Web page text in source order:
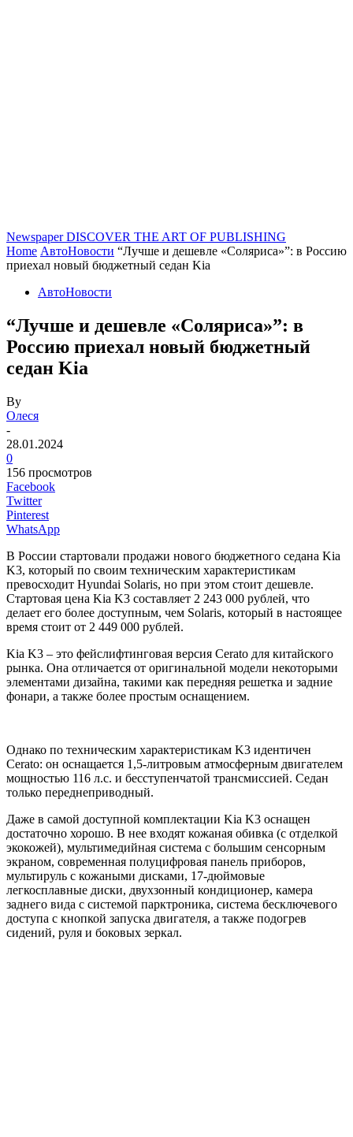
Newspaper DISCOVER THE ART OF PUBLISHING
Home АвтоНовости “Лучше и дешевле «Соляриса»”: в Россию
приехал новый бюджетный седан Kia
АвтоНовости
“Лучше и дешевле «Соляриса»”: в
Россию приехал новый бюджетный
седан Kia
By
Олеся
-
28.01.2024
0
156 просмотров
Facebook
Twitter
Pinterest
WhatsApp
В России стартовали продажи нового бюджетного седана Kia
K3, который по своим техническим характеристикам
превосходит Hyundai Solaris, но при этом стоит дешевле.
Стартовая цена Kia K3 составляет 2 243 000 рублей, что
делает его более доступным, чем Solaris, который в настоящее
время стоит от 2 449 000 рублей.
Kia K3 – это фейслифтинговая версия Cerato для китайского
рынка. Она отличается от оригинальной модели некоторыми
элементами дизайна, такими как передняя решетка и задние
фонари, а также более простым оснащением.
Однако по техническим характеристикам K3 идентичен
Cerato: он оснащается 1,5-литровым атмосферным двигателем
мощностью 116 л.с. и бесступенчатой трансмиссией. Седан
только переднеприводный.
Даже в самой доступной комплектации Kia K3 оснащен
достаточно хорошо. В нее входят кожаная обивка (с отделкой
экокожей), мультимедийная система с большим сенсорным
экраном, современная полуцифровая панель приборов,
мультируль с кожаными дисками, 17-дюймовые
легкосплавные диски, двухзонный кондиционер, камера
заднего вида с системой парктроника, система бесключевого
доступа с кнопкой запуска двигателя, а также подогрев
сидений, руля и боковых зеркал.